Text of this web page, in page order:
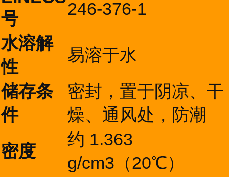
号
246-376-1
水溶解
性
易溶于水
储存条
件
密封，置于阴凉、干
燥、通风处，防潮
密度
约 1.363
g/cm3（20℃）